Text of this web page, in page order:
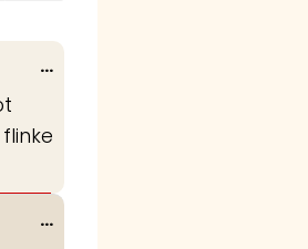
...Wissel
...Wissel